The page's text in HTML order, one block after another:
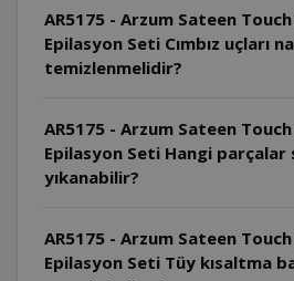
AR5175 - Arzum Sateen Touch
Epilasyon Seti Cımbız uçları
temizlenmelidir?
AR5175 - Arzum Sateen Touch
Epilasyon Seti Hangi parçalar
yıkanabilir?
AR5175 - Arzum Sateen Touch
Epilasyon Seti Tüy kısaltma